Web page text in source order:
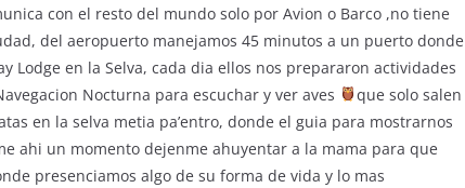
con el resto del mundo solo por Avion o Barco ,no tiene
del aeropuerto manejamos 45 minutos a un puerto donde
Lodge en la Selva, cada dia ellos nos prepararon actividades
Nocturna para escuchar y ver aves
que solo salen
en la selva metia pa’entro, donde el guia para mostrarnos
ahi un momento dejenme ahuyentar a la mama para que
presenciamos algo de su forma de vida y lo mas